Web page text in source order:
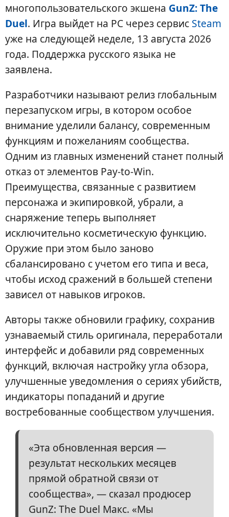
многопользовательского экшена GunZ: The
Duel. Игра выйдет на PC через сервис Steam
уже на следующей неделе, 13 августа 2026
года. Поддержка русского языка не
заявлена.
Разработчики называют релиз глобальным
перезапуском игры, в котором особое
внимание уделили балансу, современным
функциям и пожеланиям сообщества.
Одним из главных изменений станет полный
отказ от элементов Pay-to-Win.
Преимущества, связанные с развитием
персонажа и экипировкой, убрали, а
снаряжение теперь выполняет
исключительно косметическую функцию.
Оружие при этом было заново
сбалансировано с учетом его типа и веса,
чтобы исход сражений в большей степени
зависел от навыков игроков.
Авторы также обновили графику, сохранив
узнаваемый стиль оригинала, переработали
интерфейс и добавили ряд современных
функций, включая настройку угла обзора,
улучшенные уведомления о сериях убийств,
индикаторы попаданий и другие
востребованные сообществом улучшения.
«Эта обновленная версия —
результат нескольких месяцев
прямой обратной связи от
сообщества», — сказал продюсер
GunZ: The Duel Макс. «Мы